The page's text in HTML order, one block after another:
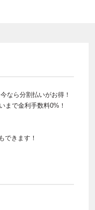
なら分割払いがお得！
まで金利手数料0%！
できます！